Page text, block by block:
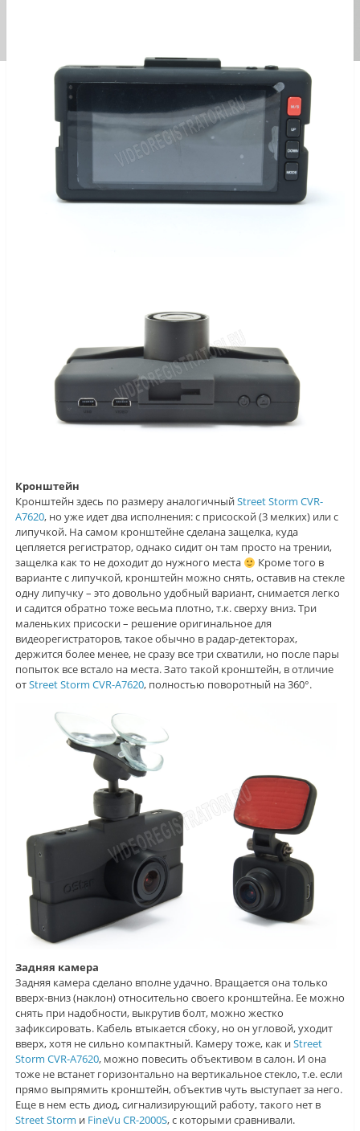
Кронштейн
Кронштейн здесь по размеру аналогичныйStreet Storm CVR-
A7620, но уже идет два исполнения: с присоской (3 мелких) или с
липучкой. На самом кронштейне сделана защелка, куда
цепляется регистратор, однако сидит он там просто на трении,
защелка как то не доходит до нужного места
Кроме того в
варианте с липучкой, кронштейн можно снять, оставив на стекле
одну липучку – это довольно удобный вариант, снимается легко
и садится обратно тоже весьма плотно, т.к. сверху вниз. Три
маленьких присоски – решение оригинальное для
видеорегистраторов, такое обычно в радар-детекторах,
держится более менее, не сразу все три схватили, но после пары
попыток все встало на места. Зато такой кронштейн, в отличие
отStreet Storm CVR-A7620, полностью поворотный на 360°.
Задняя камера
Задняя камера сделано вполне удачно. Вращается она только
вверх-вниз (наклон) относительно своего кронштейна. Ее можно
снять при надобности, выкрутив болт, можно жестко
зафиксировать. Кабель втыкается сбоку, но он угловой, уходит
вверх, хотя не сильно компактный. Камеру тоже, как иStreet
Storm CVR-A7620, можно повесить объективом в салон. И она
тоже не встанет горизонтально на вертикальное стекло, т.е. если
прямо выпрямить кронштейн, объектив чуть выступает за него.
Еще в нем есть диод, сигнализирующий работу, такого нет в
Street Storm и FineVu CR-2000S, с которыми сравнивали.